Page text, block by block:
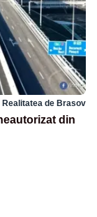
Realitatea de Brasov
din